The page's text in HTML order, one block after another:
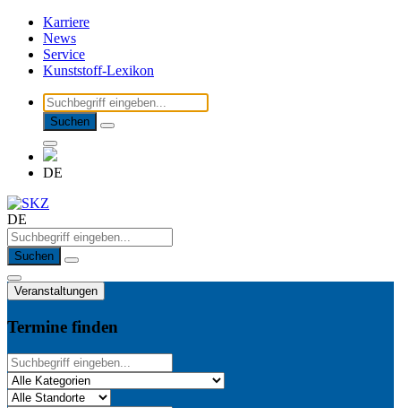
Karriere
News
Service
Kunststoff-Lexikon
Suchen
DE
DE
Suchen
Veranstaltungen
Termine finden